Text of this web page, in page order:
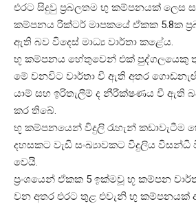
එරට සිදුවු ප්‍රබලතම භු කම්පනයක් ලෙස
කම්පනය රික්ටර් මාපකයේ ඒකක 5.8ක
ඇති බව විදෙස් මාධ්‍ය වාර්තා කළේය.
භූ කම්පනය හේතුවෙන් එක් පුද්ගලයෙකු
මේ වනවිට වාර්තා වී ඇති අතර
යාම් සහ ඉරිතැලීම් ද නීරීක්ෂණය වී ඇති
කර තිබේ.
භූ කම්පනයෙන් විදුලි රැහැන් කඩාවැටීම
දහසකට වැඩි සංඛ්‍යාවකට විදුලිය
වෙයි.
ප්‍රංශයෙන් ඒකක 5 ඉක්මවූ භූ කම්පන
වන අතර එරට තුළ එවැනි භු කම්පනයක්